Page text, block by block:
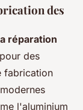
des
réparation
des
fabrication
l'aluminium